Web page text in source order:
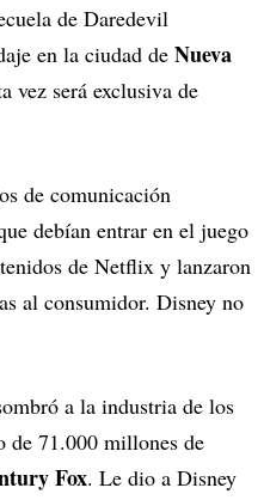
de Daredevil
en la ciudad de Nueva
vez será exclusiva de
de comunicación
debían entrar en el juego
de Netflix y lanzaron
al consumidor. Disney no
a la industria de los
de 71.000 millones de
Fox. Le dio a Disney